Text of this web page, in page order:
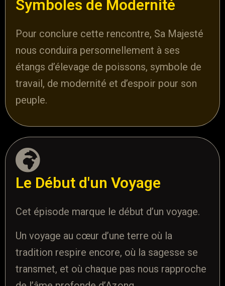
Symboles de Modernité
Pour conclure cette rencontre, Sa Majesté
nous conduira personnellement à ses
étangs d’élevage de poissons, symbole de
travail, de modernité et d’espoir pour son
peuple.
Le Début d'un Voyage
Cet épisode marque le début d’un voyage.
Un voyage au cœur d’une terre où la
tradition respire encore, où la sagesse se
transmet, et où chaque pas nous rapproche